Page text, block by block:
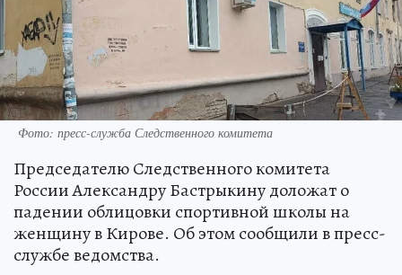
Фото: пресс-служба Следственного комитета
Председателю Следственного комитета
России Александру Бастрыкину доложат о
падении облицовки спортивной школы на
женщину в Кирове. Об этом сообщили в пресс-
службе ведомства.